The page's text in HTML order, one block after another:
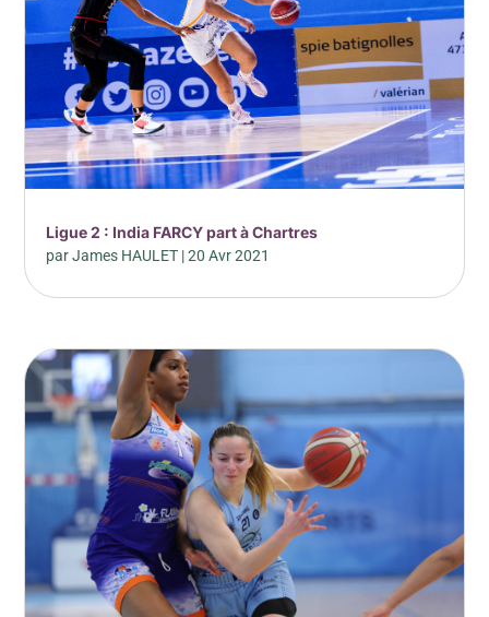
Ligue 2 : India FARCY part à Chartres
parJames HAULET |20 Avr 2021